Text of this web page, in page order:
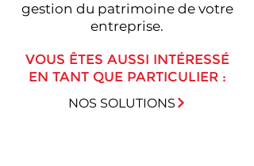
gestion du patrimoine de votre
entreprise.
VOUS ÊTES AUSSI INTÉRESSÉ
EN TANT QUE PARTICULIER :
NOS SOLUTIONS